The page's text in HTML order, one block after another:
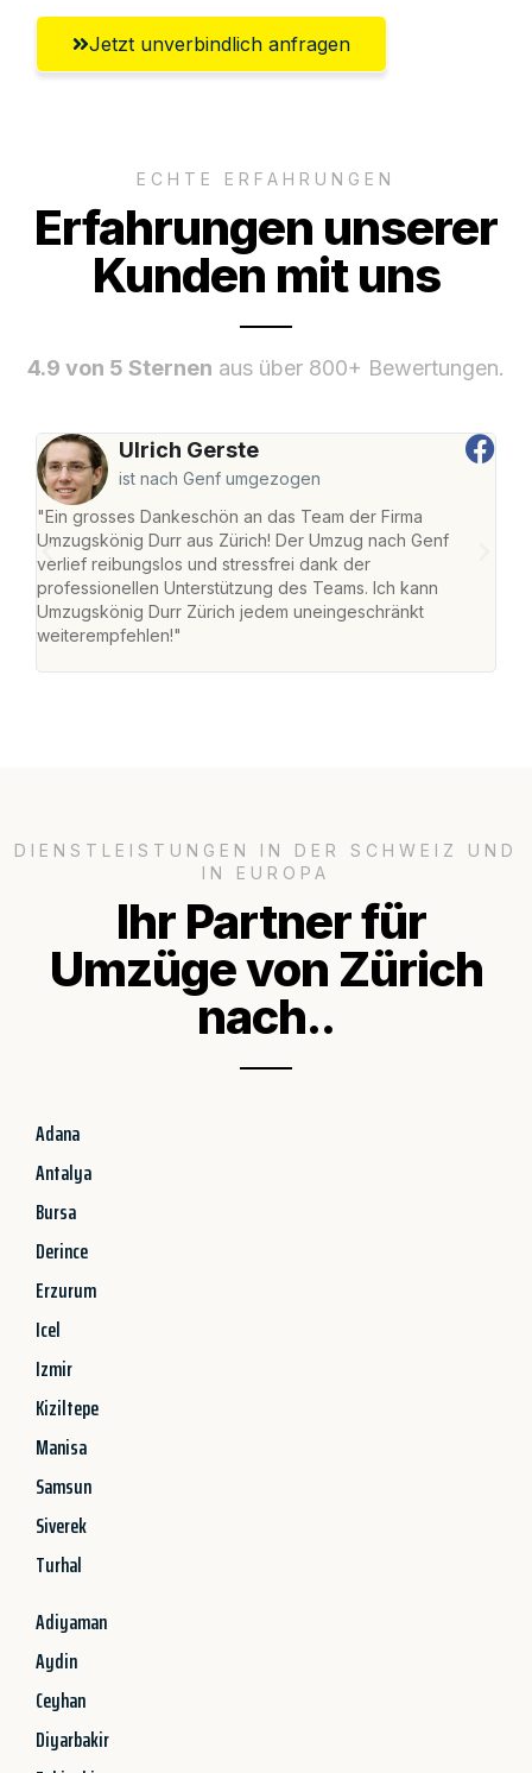
Jetzt unverbindlich anfragen
ECHTE ERFAHRUNGEN
Erfahrungen unserer
Kunden mit uns
4.9 von 5 Sternen aus über 800+ Bewertungen.
Ulrich Gerste
ist nach Genf umgezogen
"Ein grosses Dankeschön an das Team der Firma
Umzugskönig Durr aus Zürich! Der Umzug nach Genf
verlief reibungslos und stressfrei dank der
professionellen Unterstützung des Teams. Ich kann
Umzugskönig Durr Zürich jedem uneingeschränkt
weiterempfehlen!"
DIENSTLEISTUNGEN IN DER SCHWEIZ UND
IN EUROPA
Ihr Partner für
Umzüge von Zürich
nach..
Adana
Antalya
Bursa
Derince
Erzurum
Icel
Izmir
Kiziltepe
Manisa
Samsun
Siverek
Turhal
Adiyaman
Aydin
Ceyhan
Diyarbakir